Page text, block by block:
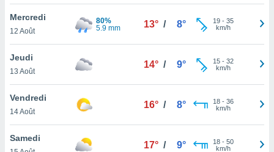
votre
à
en
le
Mercredi
12 Août
80%
5.9 mm
13° / 8° 19- 35
km/h
Jeudi
13 Août
14° / 9° 15- 32
km/h
Vendredi
14 Août
16° / 8° 18- 36
km/h
Samedi
17° / 9° 18- 50
km/h